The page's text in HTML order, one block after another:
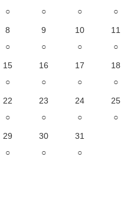
○
○
○
○
8
○
9
○
10
○
11
○
15
○
16
○
17
○
18
○
22
○
23
○
24
○
25
○
29
○
30
○
31
○